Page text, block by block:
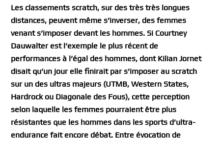
Les classements scratch, sur des très très longues
distances, peuvent même s’inverser, des femmes
venant s’imposer devant les hommes. Si Courtney
Dauwalter est l’exemple le plus récent de
performances à l’égal des hommes, dont Kilian Jornet
disait qu’un jour elle finirait par s’imposer au scratch
sur un des ultras majeurs (UTMB, Western States,
Hardrock ou Diagonale des Fous), cette perception
selon laquelle les femmes pourraient être plus
résistantes que les hommes dans les sports d’ultra-
endurance fait encore débat. Entre évocation de